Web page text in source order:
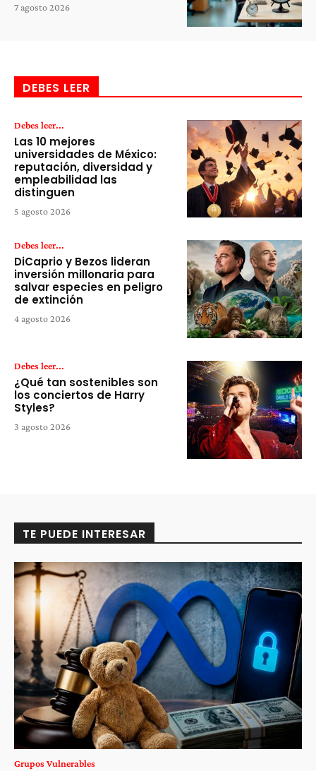
7 agosto 2026
DEBES LEER
Debes leer...
Las 10 mejores
universidades de México:
reputación, diversidad y
empleabilidad las
distinguen
5 agosto 2026
Debes leer...
DiCaprio y Bezos lideran
inversión millonaria para
salvar especies en peligro
de extinción
4 agosto 2026
Debes leer...
¿Qué tan sostenibles son
los conciertos de Harry
Styles?
3 agosto 2026
TE PUEDE INTERESAR
Grupos Vulnerables